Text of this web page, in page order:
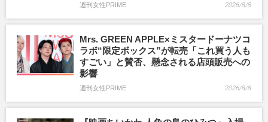
週刊女性PRIME 2026/8/8
Mrs. GREEN APPLE×ミスタードーナツコ
ラボ“限定ボックス”が転売「これ買う人も
すごい」と賛否、懸念される店頭販売への
影響
週刊女性PRIME 2026/8/8